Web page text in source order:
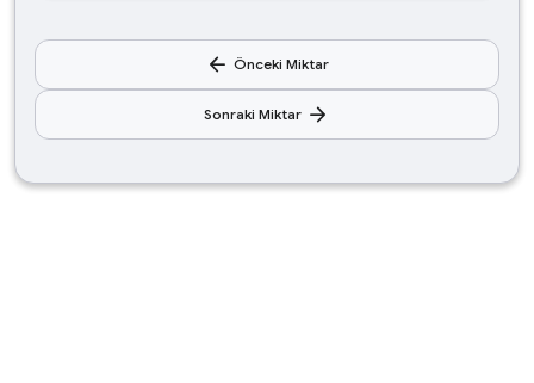
arrow_back Önceki Miktar
Sonraki Miktar arrow_forward